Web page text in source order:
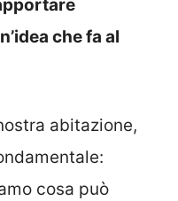
che fa al
abitazione,
cosa può